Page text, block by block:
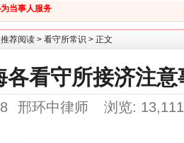
当事人服务
推荐阅读 > 看守所常识 > 正文
各看守所接济注意
邢环中律师 浏览: